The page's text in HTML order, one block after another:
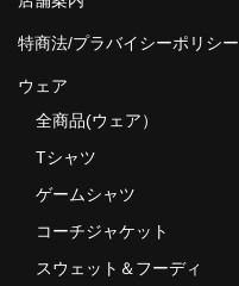
特商法/プラバイシーポリシー
ウェア
全商品(ウェア）
Tシャツ
ゲームシャツ
コーチジャケット
スウェット＆フーディ